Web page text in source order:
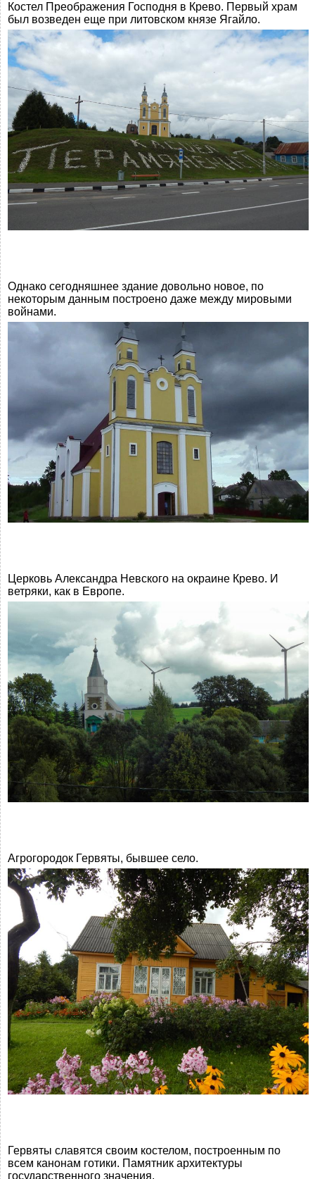
Костел Преображения Господня в Крево. Первый храм
был возведен еще при литовском князе Ягайло.
Однако сегодняшнее здание довольно новое, по
некоторым данным построено даже между мировыми
войнами.
Церковь Александра Невского на окраине Крево. И
ветряки, как в Европе.
Агрогородок Гервяты, бывшее село.
Гервяты славятся своим костелом, построенным по
всем канонам готики. Памятник архитектуры
государственного значения.